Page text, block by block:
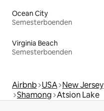
Ocean City
Semesterboenden
Virginia Beach
Semesterboenden
Airbnb USA New Jersey
Shamong Atsion Lake